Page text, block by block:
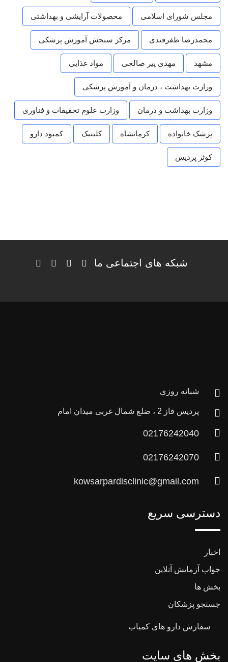
مجلس شورای اسلامی محصولات آرایشی و بهداشتی
محمدرضا ظفرقندی مرکز سنجش آموزش پزشکی
مشهد مهدی پیر صالحی مواد غذایی
وزارت بهداشت ، درمان و آموزش پزشکی
وزارت بهداشت و درمان وزارت علوم تحقیقات و فناوری
پزشک خانواده کرمانشاه کلینیک کمبود دارو
کوثر پردیس
شبکه های اجتماعی ما
شبانه روزی
پردیس فاز 2 ، ضلع شمال غربی میدان امام
02176242040
02176242070
kowsarpardisclinic@gmail.com
دسترسی سریع
اخبار
جواب آزمایش آنلاین
بخش ها
جستجو پزشکان
سفارش دارو های کمیاب
بخش های سایت